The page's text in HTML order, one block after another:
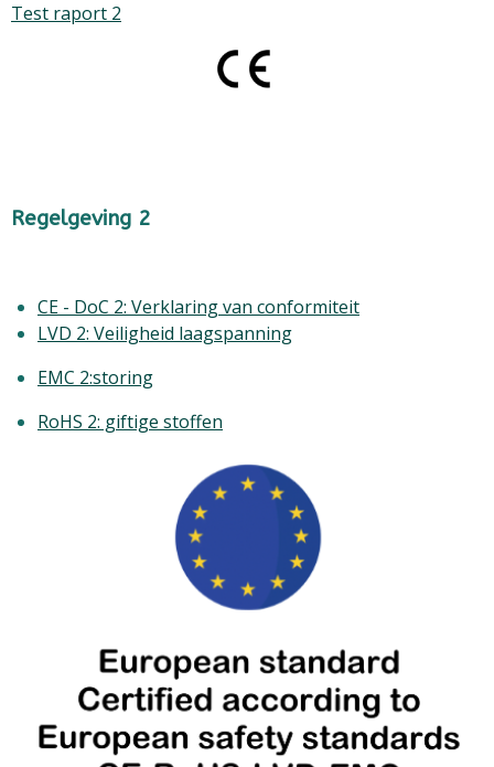
Test raport 2
Regelgeving 2
CE - DoC 2: Verklaring van conformiteit
LVD 2: Veiligheid laagspanning
EMC 2:storing
RoHS 2: giftige stoffen